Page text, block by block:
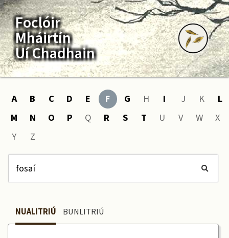
Foclóir
Mháirtín
Uí Chadhain
A B C D E F G H I J K
L
M
N O P Q R S T U V W
X
Y
Z
NUALITRIÚ BUNLITRIÚ